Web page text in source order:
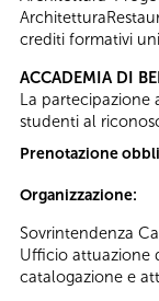
crediti formativi
ACCADEMIA DI
La
studenti al
Prenotazione
Organizzazione:
Sovrintendenza
Ufficio attuazione
catalogazione e